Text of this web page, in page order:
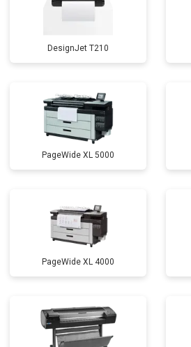
DesignJet T210
PageWide XL 5000
PageWide XL 4000